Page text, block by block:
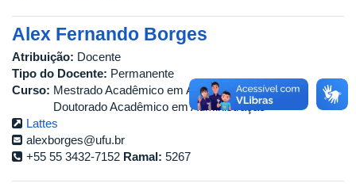
Alex Fernando Borges
Atribuição: Docente
Tipo do Docente: Permanente
Curso: Mestrado Acadêmico em Administração
Doutorado Acadêmico em Administração
Lattes
alexborges@ufu.br
+55 55 3432-7152 Ramal: 5267